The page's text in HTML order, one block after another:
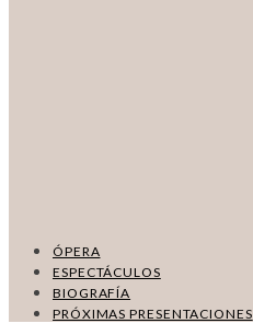
ÓPERA
ESPECTÁCULOS
BIOGRAFÍA
PRÓXIMAS PRESENTACIONES